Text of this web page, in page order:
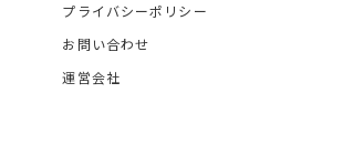
プライバシーポリシー
お問い合わせ
運営会社